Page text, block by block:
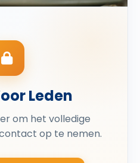
Leden
om het volledige
op te nemen.